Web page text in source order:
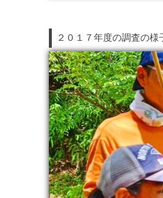
２０１７年度の調査の様